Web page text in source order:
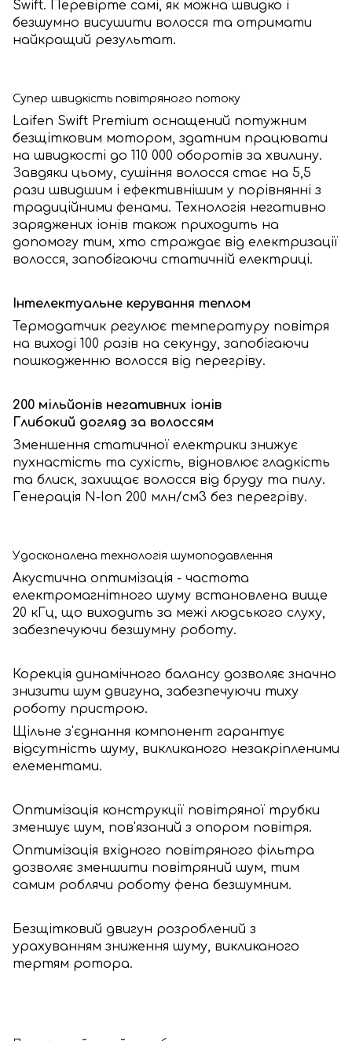
Swift. Перевірте самі, як можна швидко і
безшумно висушити волосся та отримати
найкращий результат.
Супер швидкість повітряного потоку
Laifen Swift Premium оснащений потужним
безщітковим мотором, здатним працювати
на швидкості до 110 000 оборотів за хвилину.
Завдяки цьому, сушіння волосся стає на 5,5
рази швидшим і ефективнішим у порівнянні з
традиційними фенами. Технологія негативно
заряджених іонів також приходить на
допомогу тим, хто страждає від електризації
волосся, запобігаючи статичній електриці.
Інтелектуальне керування теплом
Термодатчик регулює температуру повітря
на виході 100 разів на секунду, запобігаючи
пошкодженню волосся від перегріву.
200 мільйонів негативних іонів
Глибокий догляд за волоссям
Зменшення статичної електрики знижує
пухнастість та сухість, відновлює гладкість
та блиск, захищає волосся від бруду та пилу.
Генерація N-Ion 200 млн/см3 без перегріву.
Удосконалена технологія шумоподавлення
Акустична оптимізація - частота
електромагнітного шуму встановлена вище
20 кГц, що виходить за межі людського слуху,
забезпечуючи безшумну роботу.
Корекція динамічного балансу дозволяє значно
знизити шум двигуна, забезпечуючи тиху
роботу пристрою.
Щільне з'єднання компонент гарантує
відсутність шуму, викликаного незакріпленими
елементами.
Оптимізація конструкції повітряної трубки
зменшує шум, пов'язаний з опором повітря.
Оптимізація вхідного повітряного фільтра
дозволяє зменшити повітряний шум, тим
самим роблячи роботу фена безшумним.
Безщітковий двигун розроблений з
урахуванням зниження шуму, викликаного
тертям ротора.